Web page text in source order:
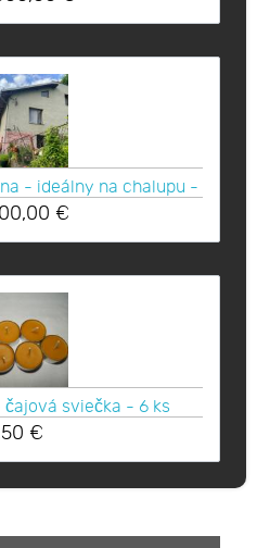
- ideálny na chalupu -
€
sviečka - 6 ks
€